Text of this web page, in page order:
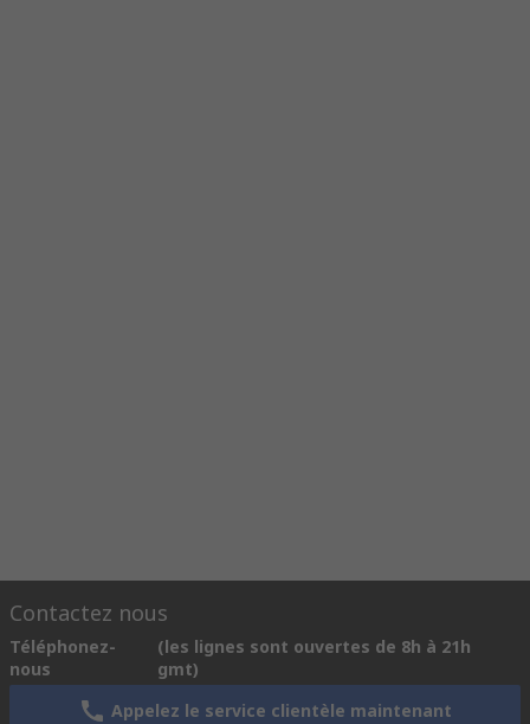
Contactez nous
Téléphonez-
nous
(les lignes sont ouvertes de 8h à 21h
gmt)
Appelez le service clientèle maintenant